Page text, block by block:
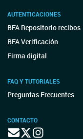
AUTENTICACIONES
BFA Repositorio recibos
BFA Verificación
Firma digital
FAQ Y TUTORIALES
Preguntas Frecuentes
CONTACTO